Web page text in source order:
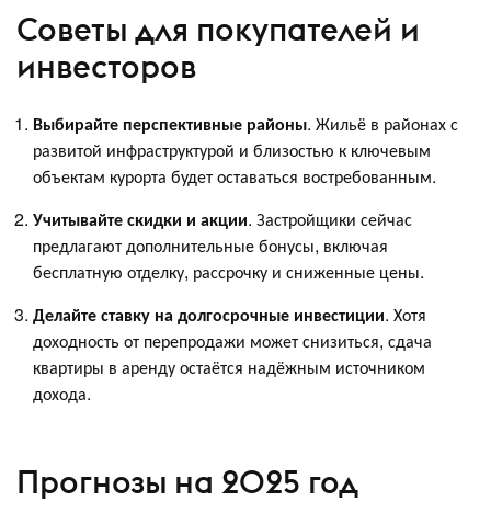
Советы для покупателей и
инвесторов
Выбирайте перспективные районы. Жильё в районах с
развитой инфраструктурой и близостью к ключевым
объектам курорта будет оставаться востребованным.
Учитывайте скидки и акции. Застройщики сейчас
предлагают дополнительные бонусы, включая
бесплатную отделку, рассрочку и сниженные цены.
Делайте ставку на долгосрочные инвестиции. Хотя
доходность от перепродажи может снизиться, сдача
квартиры в аренду остаётся надёжным источником
дохода.
Прогнозы на 2025 год